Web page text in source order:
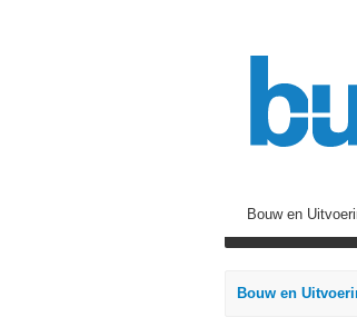
Bouw en
Bouw en